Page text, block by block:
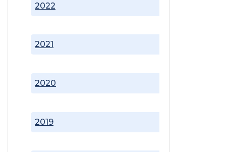
2019
2020
2021
2022